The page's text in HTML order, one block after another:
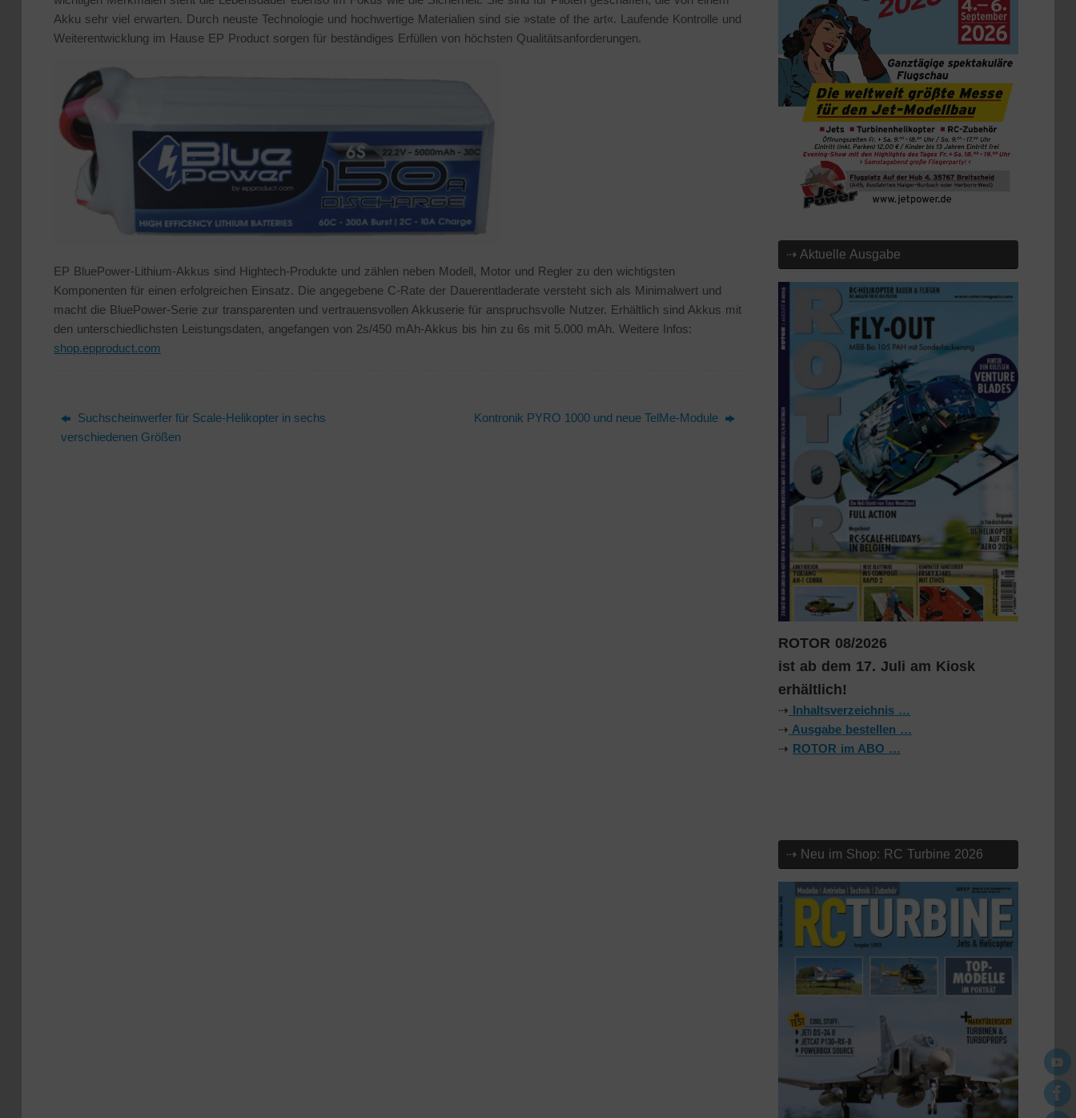
Akku sehr viel erwarten. Durch neuste Technologie und hochwertige Materialien sind sie »state of the art«. Laufende Kontrolle und
Weiterentwicklung im Hause EP Product sorgen für beständiges Erfüllen von höchsten Qualitätsanforderungen.
EP BluePower-Lithium-Akkus sind Hightech-Produkte und zählen neben Modell, Motor und Regler zu den wichtigsten
Komponenten für einen erfolgreichen Einsatz. Die angegebene C-Rate der Dauerentladerate versteht sich als Minimalwert und
macht die BluePower-Serie zur transparenten und vertrauensvollen Akkuserie für anspruchsvolle Nutzer. Erhältlich sind Akkus mit
den unterschiedlichsten Leistungsdaten, angefangen von 2s/450 mAh-Akkus bis hin zu 6s mit 5.000 mAh. Weitere Infos:
shop.epproduct.com
Suchscheinwerfer für Scale-Helikopter in sechs
verschiedenen Größen
Kontronik PYRO 1000 und neue TelMe-Module
⇢ Aktuelle Ausgabe
ROTOR 08/2026
ist ab dem 17. Juli am Kiosk
erhältlich!
⇢ Inhaltsverzeichnis …
⇢ Ausgabe bestellen …
⇢ ROTOR im ABO …
⇢ Neu im Shop: RC Turbine 2026